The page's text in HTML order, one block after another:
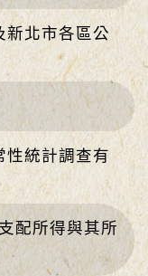
新北市各區公
性統計調查有
配所得與其所